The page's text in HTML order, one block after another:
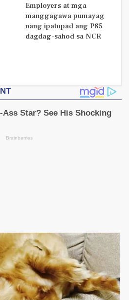
Employers at mga
manggagawa pumayag
nang ipatupad ang P85
dagdag-sahod sa NCR